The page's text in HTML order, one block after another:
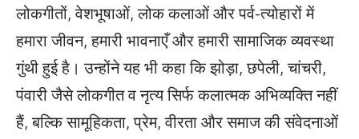
लोकगीतों, वेशभूषाओं, लोक कलाओं और पर्व-त्योहारों में
हमारा जीवन, हमारी भावनाएँ और हमारी सामाजिक व्यवस्था
गुंथी हुई है। उन्होंने यह भी कहा कि झोड़ा, छपेली, चांचरी,
पंवारी जैसे लोकगीत व नृत्य सिर्फ कलात्मक अभिव्यक्ति नहीं
हैं, बल्कि सामूहिकता, प्रेम, वीरता और समाज की संवेदनाओं